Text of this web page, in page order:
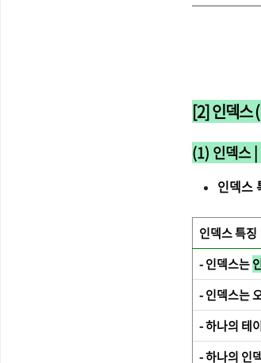
[2] 인덱스
(1) 인덱스
인덱스
인덱스 특징
- 인덱스는
- 인덱스는
- 하나의 테
- 하나의 인